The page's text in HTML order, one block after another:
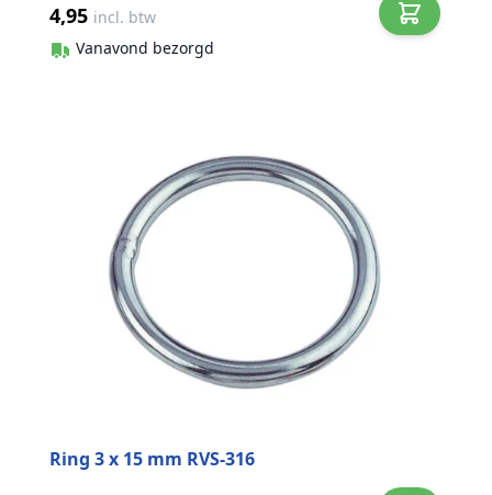
4,95 incl. btw
Vanavond bezorgd
Ring 3 x 15 mm RVS-316